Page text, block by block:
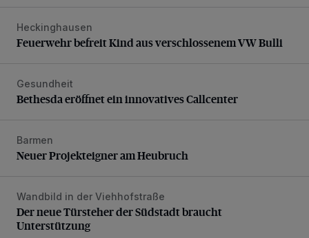
Feuerwehr befreit Kind aus verschlossenem VW Bulli
Heckinghausen
Feuerwehr befreit Kind aus verschlossenem VW Bulli
Bethesda eröffnet ein innovatives Callcenter
Gesundheit
Bethesda eröffnet ein innovatives Callcenter
Neuer Projekteigner am Heubruch
Barmen
Neuer Projekteigner am Heubruch
Der neue Türsteher der Südstadt braucht Unterstützung
Wandbild in der Viehhofstraße
Der neue Türsteher der Südstadt braucht
Unterstützung